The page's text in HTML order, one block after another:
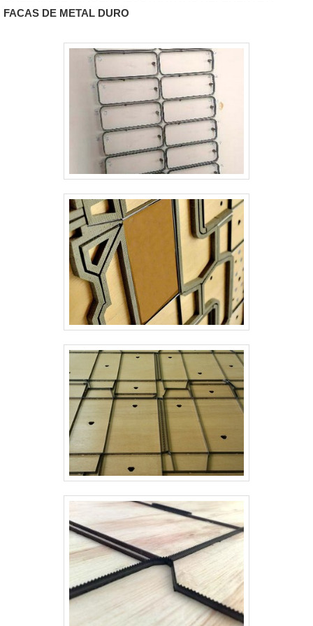
assertividade, pontos importantes que ficam
de fora no planejamento de empresas que
visam apenas o lucro, deixando a desejar nos
outros fatores.Tudo isso e muito mais são os
motivos pelos quais a Real Laser Facas é uma
empresa comprometida com seus serviços
quando se explora o segmento de facas para
corte e vinco. O objetivo é disponibilizar o que
há de melhor na atualidade para os
clientes.EFICIÊNCIA E QUALIDADE
COMPROVADANa Real Laser Facas é
possível encontrar o que há de melhor em
facas para corte e vinco. Líder em qualidade, a
empresa oferece uma variedade de itens como
faca de corte e vinco cartonagem e facas para
embalagens com ótima qualidade e
proteção.Para uma maior satisfação dos
melhores profissionais do mercado, e em
instalações modernas, garantindo assim,
confiabilidade e boa cotação no mercado.A
Real Laser Facas é uma empresa que tem
despontado no segmento por toda seriedade e
qualidade, o que comprova sua essência de
trazer o melhor para os parceiros.
também circulares em rolos conformadores.
nesses tipos de ferramentas variam conforme
o material a ser dobrado, tamanho do V
FACAS DE METAL DURO